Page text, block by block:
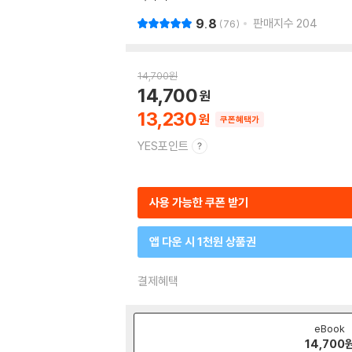
9.8 76 판매지수 204
14,700원
13,230
14,700
쿠폰혜택가
YES포인트
사용 가능한 쿠폰 받기
앱 다운 시 1천원 상품권
결제혜택
eBook
14,700